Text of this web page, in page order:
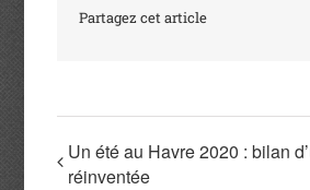
Partagez cet article
Un été au Havre 2020 : bilan
réinventée